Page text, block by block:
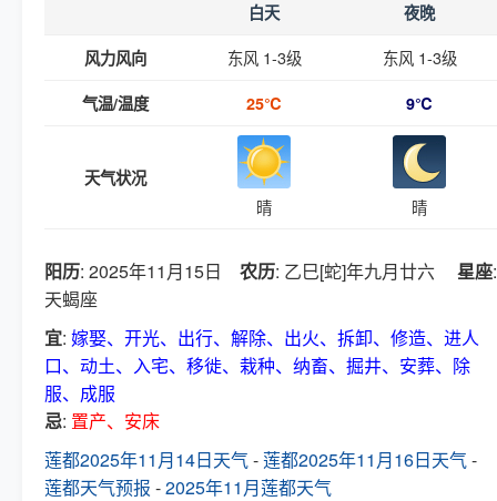
白天 夜晚
风力风向 东风 1-3级 东风 1-3级
气温/温度 25℃ 9℃
天气状况
晴 晴
阳历: 2025年11月15日 农历: 乙巳[蛇]年九月廿六 星座:
天蝎座
宜: 嫁娶、开光、出行、解除、出火、拆卸、修造、进人
口、动土、入宅、移徙、栽种、纳畜、掘井、安葬、除
服、成服
忌: 置产、安床
莲都2025年11月14日天气-莲都2025年11月16日天气-
莲都天气预报 -2025年11月莲都天气